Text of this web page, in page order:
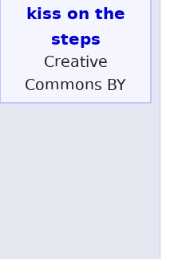
kiss on the
steps
Creative
Commons BY